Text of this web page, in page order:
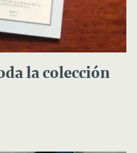
la colección